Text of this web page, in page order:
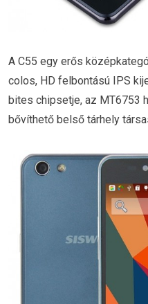
A C55 egy erős
colos, HD felbontású IPS
bites chipsetje, az MT6753
bővíthető belső tárhely